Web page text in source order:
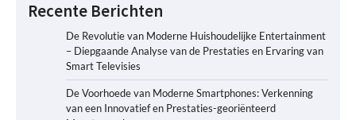
Recente Berichten
De Revolutie van Moderne Huishoudelijke Entertainment
– Diepgaande Analyse van de Prestaties en Ervaring van
Smart Televisies
De Voorhoede van Moderne Smartphones: Verkenning
van een Innovatief en Prestaties-georiënteerd